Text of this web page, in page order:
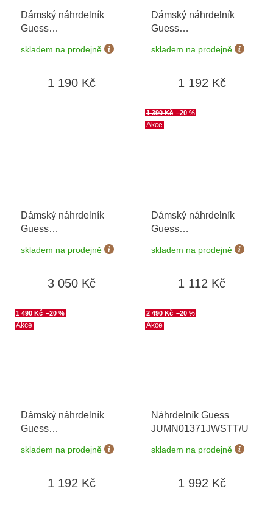
Dámský náhrdelník
Guess
JUBN06148JWYGT/U
skladem na prodejně
1 190 Kč
Dámský náhrdelník
Guess
JUBN04080JWRHT/U
skladem na prodejně
1 192 Kč
Dámský náhrdelník
Guess
JUBN06278JWYGT
skladem na prodejně
3 050 Kč
Akce
1 390 Kč –20 %
Dámský náhrdelník
Guess
JUBN04146JWRHT/U
skladem na prodejně
1 112 Kč
Akce
1 490 Kč –20 %
Dámský náhrdelník
Guess
JUBN03241JWYGT/U
skladem na prodejně
1 192 Kč
Akce
2 490 Kč –20 %
Náhrdelník Guess
JUMN01371JWSTT/U
skladem na prodejně
1 992 Kč